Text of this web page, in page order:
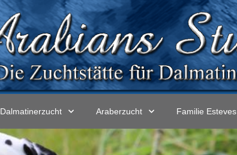
Dalmatinerzucht Araberzucht Familie Esteves